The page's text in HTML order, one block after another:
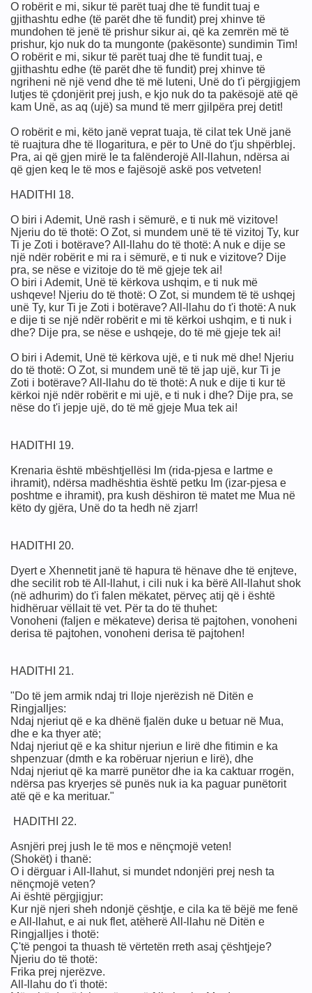
O robërit e mi, sikur të parët tuaj dhe të fundit tuaj e
gjithashtu edhe (të parët dhe të fundit) prej xhinve të
mundohen të jenë të prishur sikur ai, që ka zemrën më të
prishur, kjo nuk do ta mungonte (pakësonte) sundimin Tim!
O robërit e mi, sikur të parët tuaj dhe të fundit tuaj, e
gjithashtu edhe (të parët dhe të fundit) prej xhinve të
ngriheni në një vend dhe të më luteni, Unë do t'i përgjigjem
lutjes të çdonjërit prej jush, e kjo nuk do ta pakësojë atë që
kam Unë, as aq (ujë) sa mund të merr gjilpëra prej detit!
O robërit e mi, këto janë veprat tuaja, të cilat tek Unë janë
të ruajtura dhe të llogaritura, e për to Unë do t'ju shpërblej.
Pra, ai që gjen mirë le ta falënderojë All-llahun, ndërsa ai
që gjen keq le të mos e fajësojë askë pos vetveten!
HADITHI 18.
O biri i Ademit, Unë rash i sëmurë, e ti nuk më vizitove!
Njeriu do të thotë: O Zot, si mundem unë të të vizitoj Ty, kur
Ti je Zoti i botërave? All-llahu do të thotë: A nuk e dije se
një ndër robërit e mi ra i sëmurë, e ti nuk e vizitove? Dije
pra, se nëse e vizitoje do të më gjeje tek ai!
O biri i Ademit, Unë të kërkova ushqim, e ti nuk më
ushqeve! Njeriu do të thotë: O Zot, si mundem të të ushqej
unë Ty, kur Ti je Zoti i botërave? All-llahu do t'i thotë: A nuk
e dije ti se një ndër robërit e mi të kërkoi ushqim, e ti nuk i
dhe? Dije pra, se nëse e ushqeje, do të më gjeje tek ai!
O biri i Ademit, Unë të kërkova ujë, e ti nuk më dhe! Njeriu
do të thotë: O Zot, si mundem unë të të jap ujë, kur Ti je
Zoti i botërave? All-llahu do të thotë: A nuk e dije ti kur të
kërkoi një ndër robërit e mi ujë, e ti nuk i dhe? Dije pra, se
nëse do t'i jepje ujë, do të më gjeje Mua tek ai!
HADITHI 19.
Krenaria është mbështjellësi Im (rida-pjesa e lartme e
ihramit), ndërsa madhështia është petku Im (izar-pjesa e
poshtme e ihramit), pra kush dëshiron të matet me Mua në
këto dy gjëra, Unë do ta hedh në zjarr!
HADITHI 20.
Dyert e Xhennetit janë të hapura të hënave dhe të enjteve,
dhe secilit rob të All-llahut, i cili nuk i ka bërë All-llahut shok
(në adhurim) do t'i falen mëkatet, përveç atij që i është
hidhëruar vëllait të vet. Për ta do të thuhet:
Vonoheni (faljen e mëkateve) derisa të pajtohen, vonoheni
derisa të pajtohen, vonoheni derisa të pajtohen!
HADITHI 21.
"Do të jem armik ndaj tri lloje njerëzish në Ditën e
Ringjalljes:
Ndaj njeriut që e ka dhënë fjalën duke u betuar në Mua,
dhe e ka thyer atë;
Ndaj njeriut që e ka shitur njeriun e lirë dhe fitimin e ka
shpenzuar (dmth e ka robëruar njeriun e lirë), dhe
Ndaj njeriut që ka marrë punëtor dhe ia ka caktuar rrogën,
ndërsa pas kryerjes së punës nuk ia ka paguar punëtorit
atë që e ka merituar."
HADITHI 22.
Asnjëri prej jush le të mos e nënçmojë veten!
(Shokët) i thanë:
O i dërguar i All-llahut, si mundet ndonjëri prej nesh ta
nënçmojë veten?
Ai është përgjigjur:
Kur një njeri sheh ndonjë çështje, e cila ka të bëjë me fenë
e All-llahut, e ai nuk flet, atëherë All-llahu në Ditën e
Ringjalljes i thotë:
Ç'të pengoi ta thuash të vërtetën rreth asaj çështjeje?
Njeriu do të thotë:
Frika prej njerëzve.
All-llahu do t'i thotë:
Res,Dhul Kifl a.s
e shquar
xhenet